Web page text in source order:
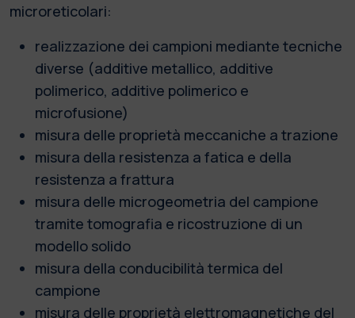
microreticolari:
realizzazione dei campioni mediante tecniche
diverse (additive metallico, additive
polimerico, additive polimerico e
microfusione)
misura delle proprietà meccaniche a trazione
misura della resistenza a fatica e della
resistenza a frattura
misura delle microgeometria del campione
tramite tomografia e ricostruzione di un
modello solido
misura della conducibilità termica del
campione
misura delle proprietà elettromagnetiche del